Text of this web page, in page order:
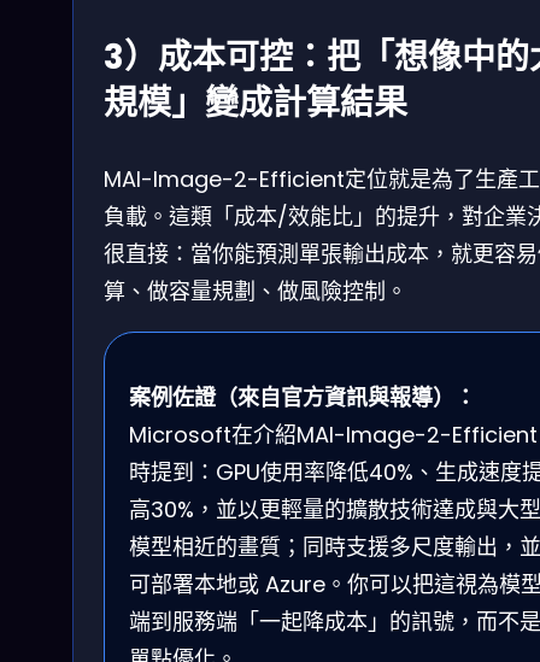
3）成本可控：把「想像中的
規模」變成計算結果
MAI-Image-2-Efficient定位就是為了生產
負載。這類「成本/效能比」的提升，對企業
很直接：當你能預測單張輸出成本，就更容
算、做容量規劃、做風險控制。
案例佐證（來自官方資訊與報導）：
Microsoft在介紹MAI-Image-2-Efficient
時提到：GPU使用率降低40%、生成速度
高30%，並以更輕量的擴散技術達成與大型
模型相近的畫質；同時支援多尺度輸出，並
可部署本地或 Azure。你可以把這視為模
端到服務端「一起降成本」的訊號，而不是